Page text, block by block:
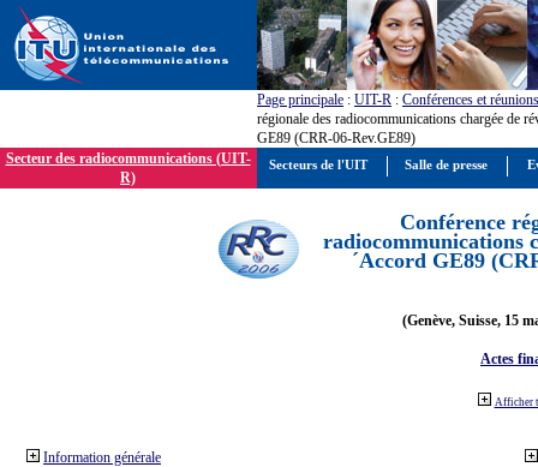
Page principale : UIT-R : Conférences et réunions
régionale des radiocommunications chargée de
GE89 (CRR-06-Rev.GE89)
Secteur des radiocommunications (UIT-
R)
Conférence
radiocommunications
´Accord GE89
(Genève, Suisse, 15
Actes
Afficher
Information générale
Secteurs de l'UIT Salle de presse